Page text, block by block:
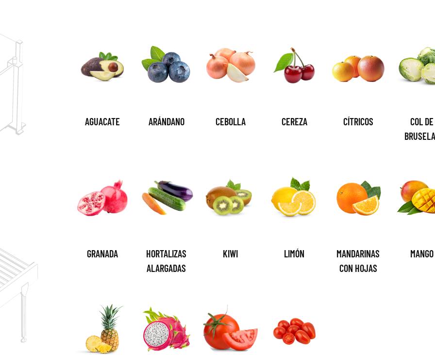
AGUACATE ARÁNDANO CEBOLLA CEREZA CÍTRICOS
COL DE
GRANADA
HORTALIZAS
ALARGADAS
KIWI LIMÓN
MANDARINAS
CON HOJAS
MANGO